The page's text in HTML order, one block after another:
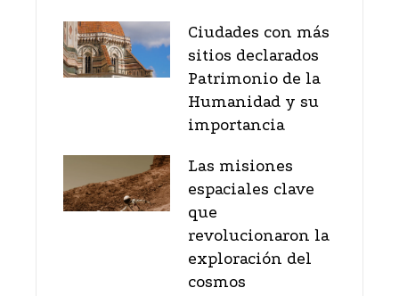
Ciudades con más
sitios declarados
Patrimonio de la
Humanidad y su
importancia
Las misiones
espaciales clave
que
revolucionaron la
exploración del
cosmos